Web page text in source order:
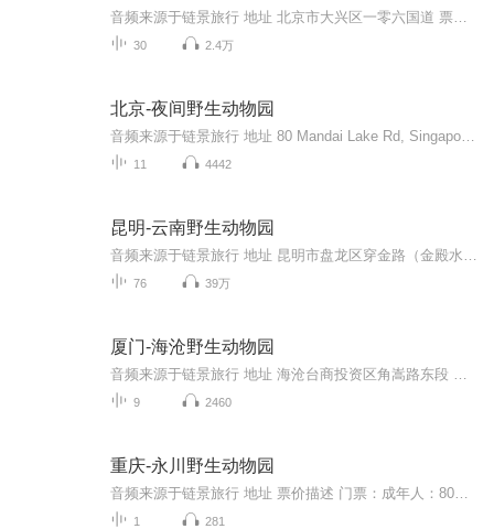
30 2.4万
北京-夜间野生动物园
11 4442
昆明-云南野生动物园
76 39万
厦门-海沧野生动物园
9 2460
重庆-永川野生动物园
1 281